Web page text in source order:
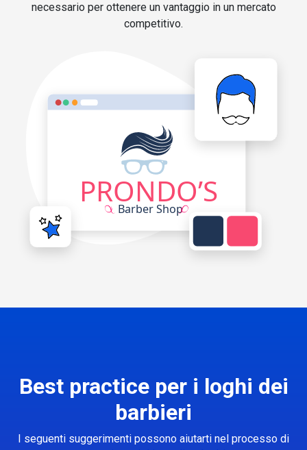
necessario per ottenere un vantaggio in un mercato
competitivo.
Best practice per i loghi dei
barbieri
I seguenti suggerimenti possono aiutarti nel processo di